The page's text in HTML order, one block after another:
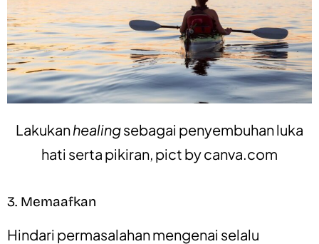
Lakukanhealingsebagai penyembuhan luka
hati serta pikiran, pict bycanva.com
3. Memaafkan
Hindari permasalahan mengenai selalu